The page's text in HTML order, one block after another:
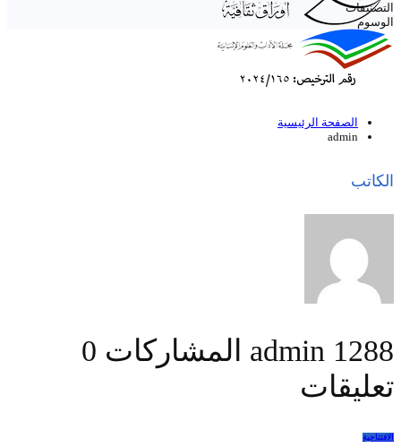
التصنيفات
الوسوم
الصفحة الرئيسية
admin
الكاتب
admin 1288 المشاركات
0
تعليقات
الافتتاحية